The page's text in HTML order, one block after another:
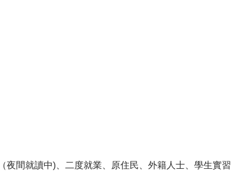
間就讀中)、二度就業、原住民、外籍人士、學生實習